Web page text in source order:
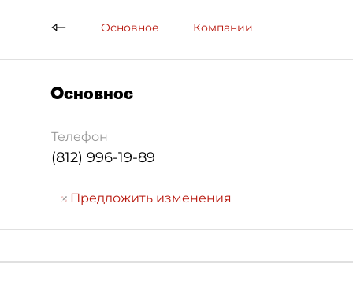
Основное Компании
Основное
Телефон
(812) 996-19-89
Предложить изменения